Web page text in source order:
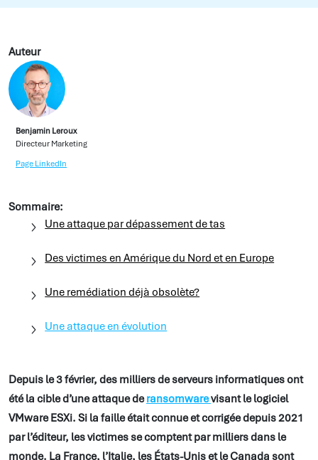
Auteur
Benjamin Leroux
Directeur Marketing
Page LinkedIn
Sommaire:
Une attaque par dépassement de tas
Des victimes en Amérique du Nord et en Europe
Une remédiation déjà obsolète?
Une attaque en évolution
Depuis le 3 février, des milliers de serveurs informatiques ont
été la cible d’une attaque deransomwarevisant le logiciel
VMware ESXi. Si la faille était connue et corrigée depuis 2021
par l’éditeur, les victimes se comptent par milliers dans le
monde. La France, l’Italie, les États-Unis et le Canada sont